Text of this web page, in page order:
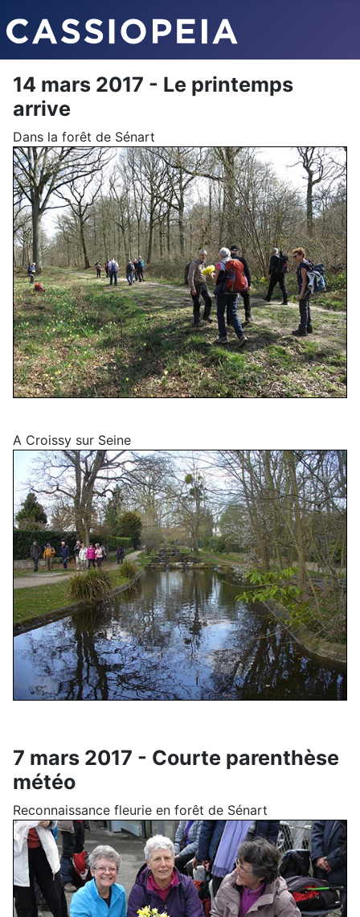
14 mars 2017 - Le printemps
arrive
Dans la forêt de Sénart
A Croissy sur Seine
7 mars 2017 - Courte parenthèse
météo
Reconnaissance fleurie en forêt de Sénart